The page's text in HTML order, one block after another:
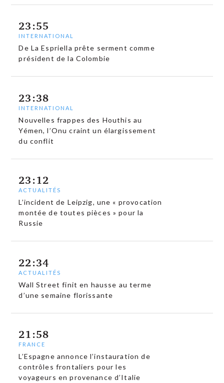
23:55
INTERNATIONAL
De La Espriella prête serment comme
président de la Colombie
23:38
INTERNATIONAL
Nouvelles frappes des Houthis au
Yémen, l’Onu craint un élargissement
du conflit
23:12
ACTUALITÉS
L’incident de Leipzig, une « provocation
montée de toutes pièces » pour la
Russie
22:34
ACTUALITÉS
Wall Street finit en hausse au terme
d’une semaine florissante
21:58
FRANCE
L’Espagne annonce l’instauration de
contrôles frontaliers pour les
voyageurs en provenance d’Italie